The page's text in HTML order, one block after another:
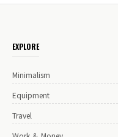
EXPLORE
Minimalism
Equipment
Travel